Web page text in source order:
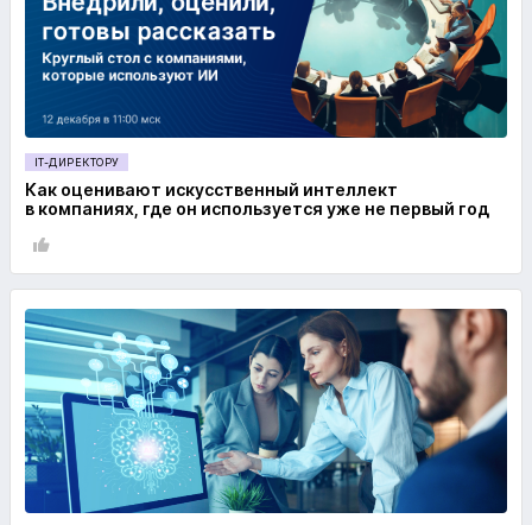
IT-ДИРЕКТОРУ
Как оценивают искусственный интеллект
в компаниях, где он используется уже не первый год